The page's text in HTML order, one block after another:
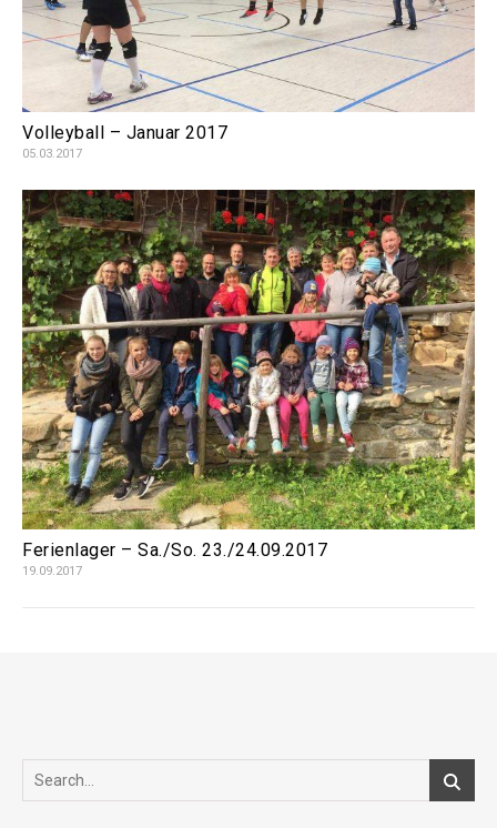
Volleyball – Januar 2017
05.03.2017
Ferienlager – Sa./So. 23./24.09.2017
19.09.2017